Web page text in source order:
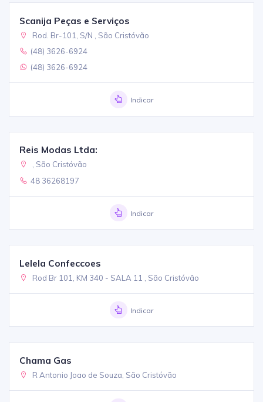
Scanija Peças e Serviços
Rod. Br-101, S/N , São Cristóvão
(48) 3626-6924
(48) 3626-6924
Indicar
Reis Modas Ltda:
, São Cristóvão
48 36268197
Indicar
Lelela Confeccoes
Rod Br 101, KM 340 - SALA 11 , São Cristóvão
Indicar
Chama Gas
R Antonio Joao de Souza, São Cristóvão